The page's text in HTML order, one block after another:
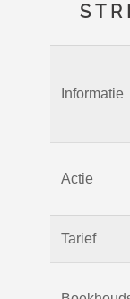
Informatie
Actie
Tarief